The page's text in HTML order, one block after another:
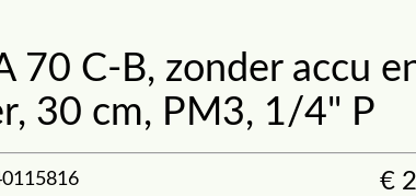
70 C-B, zonder accu
30 cm, PM3, 1/4" P
€